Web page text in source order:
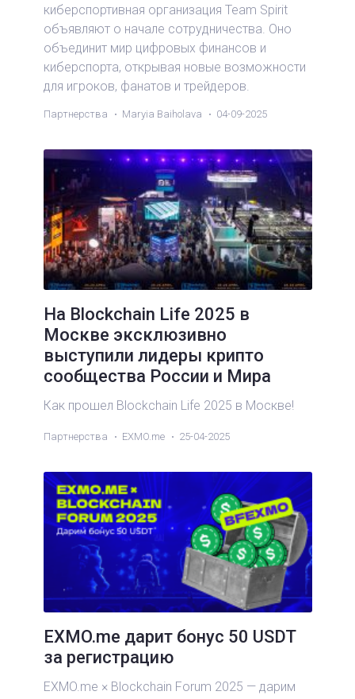
киберспортивная организация Team Spirit
объявляют о начале сотрудничества. Оно
объединит мир цифровых финансов и
киберспорта, открывая новые возможности
для игроков, фанатов и трейдеров.
Партнерства Maryia Baiholava 04-09-2025
На Blockchain Life 2025 в
Москве эксклюзивно
выступили лидеры крипто
сообщества России и Мира
Как прошел Blockchain Life 2025 в Москве!
Партнерства EXMO.me 25-04-2025
EXMO.me дарит бонус 50 USDT
за регистрацию
EXMO.me × Blockchain Forum 2025 — дарим